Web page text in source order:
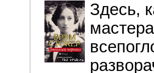
Здесь,